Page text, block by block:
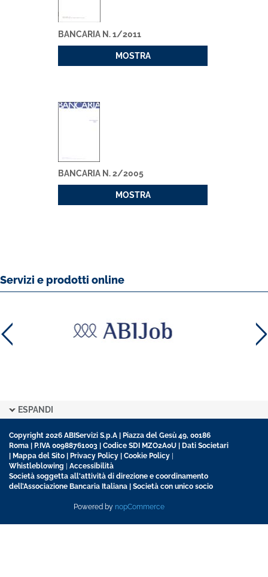
BANCARIA N. 1/2011
MOSTRA
BANCARIA N. 2/2005
MOSTRA
Servizi e prodotti online
ESPANDI
Copyright 2026 ABIServizi S.p.A | Piazza del Gesù 49, 00186
Roma | P.IVA 00988761003 | Codice SDI MZO2A0U |
Dati Societari
Mappa del Sito Privacy Policy Cookie Policy
Whistleblowing
Accessibilità
Società soggetta all'attività di direzione e coordinamento
dell’Associazione Bancaria Italiana | Società con unico socio
Powered by nopCommerce